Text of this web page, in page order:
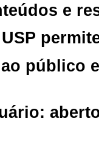
e
público